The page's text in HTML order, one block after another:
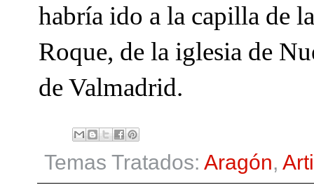
habría ido a la capilla de
Roque, de la iglesia de
de Valmadrid.
Temas Tratados: Aragón,